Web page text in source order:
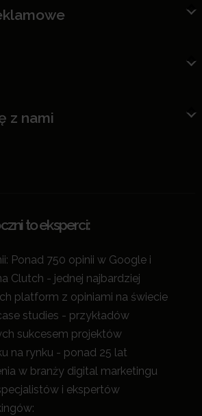
z nami
to eksperci:
Ponad 750 opinii w Google i
Clutch - jednej najbardziej
platform z opiniami na świecie
studies - przykładów
sukcesem projektów
na rynku - ponad 25 lat
w branży digital marketingu
i ekspertów